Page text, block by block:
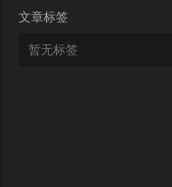
文章标签
暂无标签